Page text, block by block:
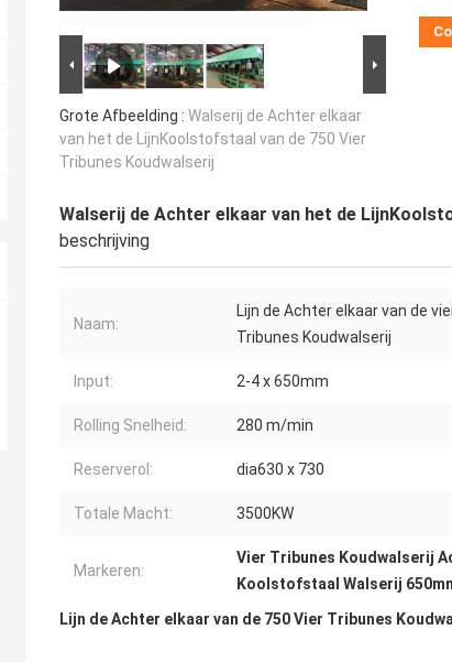
Grote Afbeelding : Walserij de Achter elkaar
van het de LijnKoolstofstaal van de 750 Vier
Tribunes Koudwalserij
Walserij de Achter elkaar van het de
beschrijving
Naam:
Lijn de Achter elkaar van de
Tribunes Koudwalserij
Input: 2-4 x 650mm
Rolling Snelheid: 280 m/min
Reserverol: dia630 x 730
Totale Macht: 3500KW
Markeren:
Vier Tribunes Koudwalserij
Koolstofstaal Walserij
Lijn de Achter elkaar van de 750 Vier Tribunes